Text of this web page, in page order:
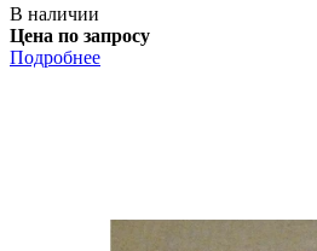
В наличии
Цена по запросу
Подробнее